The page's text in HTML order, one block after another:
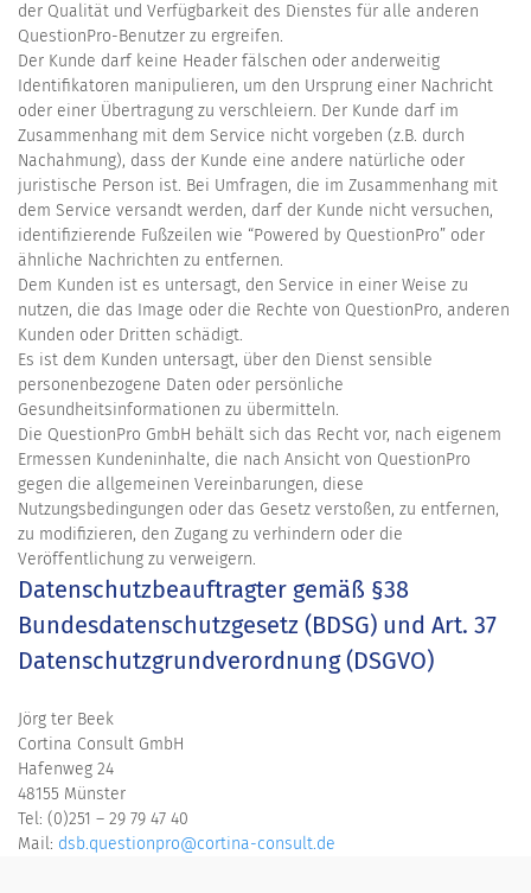
der Qualität und Verfügbarkeit des Dienstes für alle anderen
QuestionPro-Benutzer zu ergreifen.
Der Kunde darf keine Header fälschen oder anderweitig
Identifikatoren manipulieren, um den Ursprung einer Nachricht
oder einer Übertragung zu verschleiern. Der Kunde darf im
Zusammenhang mit dem Service nicht vorgeben (z.B. durch
Nachahmung), dass der Kunde eine andere natürliche oder
juristische Person ist. Bei Umfragen, die im Zusammenhang mit
dem Service versandt werden, darf der Kunde nicht versuchen,
identifizierende Fußzeilen wie “Powered by QuestionPro” oder
ähnliche Nachrichten zu entfernen.
Dem Kunden ist es untersagt, den Service in einer Weise zu
nutzen, die das Image oder die Rechte von QuestionPro, anderen
Kunden oder Dritten schädigt.
Es ist dem Kunden untersagt, über den Dienst sensible
personenbezogene Daten oder persönliche
Gesundheitsinformationen zu übermitteln.
Die QuestionPro GmbH behält sich das Recht vor, nach eigenem
Ermessen Kundeninhalte, die nach Ansicht von QuestionPro
gegen die allgemeinen Vereinbarungen, diese
Nutzungsbedingungen oder das Gesetz verstoßen, zu entfernen,
zu modifizieren, den Zugang zu verhindern oder die
Veröffentlichung zu verweigern.
Datenschutzbeauftragter gemäß §38
Bundesdatenschutzgesetz (BDSG) und Art. 37
Datenschutzgrundverordnung (DSGVO)
Jörg ter Beek
Cortina Consult GmbH
Hafenweg 24
48155 Münster
Tel: (0)251 – 29 79 47 40
Mail: dsb.questionpro@cortina-consult.de